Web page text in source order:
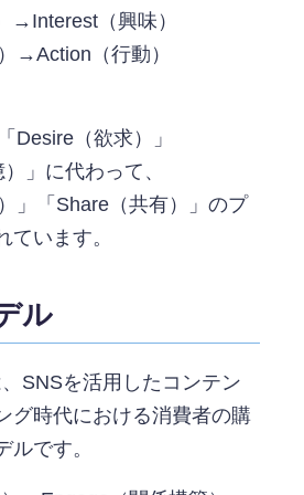
→Interest（興味）
→Action（行動）
Desire（欲求）」
」に代わって、
」「Share（共有）」のプ
ています。
ル
SNSを活用したコンテン
グ時代における消費者の購
ルです。